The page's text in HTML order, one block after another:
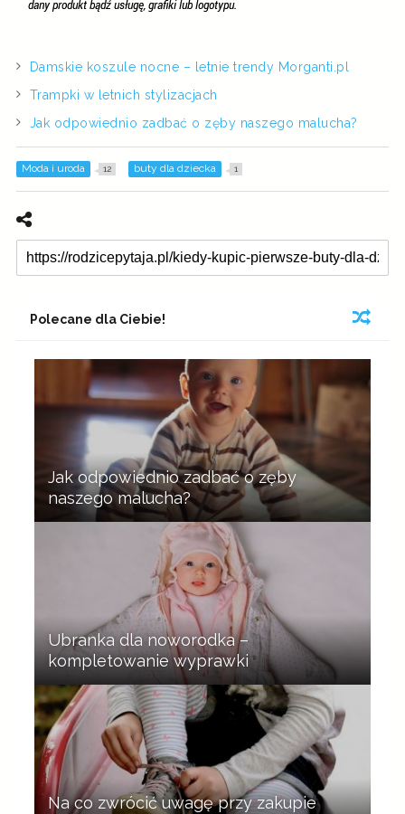
Damskie koszule nocne – letnie trendy Morganti.pl
Trampki w letnich stylizacjach
Jak odpowiednio zadbać o zęby naszego malucha?
Moda i uroda 12 buty dla dziecka 1
Polecane dla Ciebie!
Jak odpowiednio zadbać o zęby
naszego malucha?
Ubranka dla noworodka –
kompletowanie wyprawki
Na co zwrócić uwagę przy zakupie